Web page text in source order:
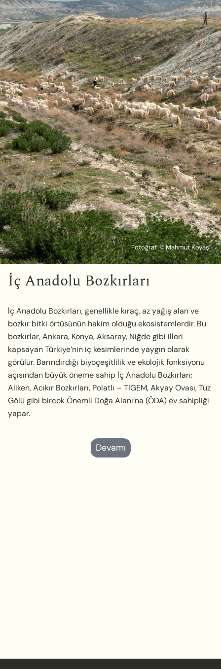
Fotoğraf: © Mahmut Koyaş
İç Anadolu Bozkırları
İç Anadolu Bozkırları, genellikle kıraç, az yağış alan ve
bozkır bitki örtüsünün hakim olduğu ekosistemlerdir. Bu
bozkırlar, Ankara, Konya, Aksaray, Niğde gibi illeri
kapsayan Türkiye’nin iç kesimlerinde yaygın olarak
görülür. Barındırdığı biyoçeşitlilik ve ekolojik fonksiyonu
açısından büyük öneme sahip İç Anadolu Bozkırları:
Aliken, Acıkır Bozkırları, Polatlı – TİGEM, Akyay Ovası, Tuz
Gölü gibi birçok Önemli Doğa Alanı’na (ÖDA) ev sahipliği
yapar.
Devamı